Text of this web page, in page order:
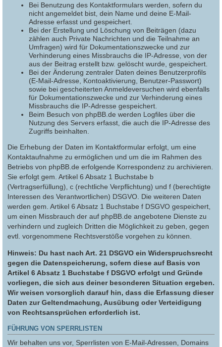
Bei Benutzung des Kontaktformulars werden, sofern du
nicht angemeldet bist, dein Name und deine E-Mail-
Adresse erfasst und gespeichert.
Bei der Erstellung und Löschung von Beiträgen (dazu
zählen auch Private Nachrichten und die Teilnahme an
Umfragen) wird für Dokumentationszwecke und zur
Verhinderung eines Missbrauchs die IP-Adresse, von der
aus der Beitrag erstellt bzw. gelöscht wurde, gespeichert.
Bei der Änderung zentraler Daten deines Benutzerprofils
(E-Mail-Adresse, Kontoaktivierung, Benutzer-Passwort)
sowie bei gescheiterten Anmeldeversuchen wird ebenfalls
für Dokumentationszwecke und zur Verhinderung eines
Missbrauchs die IP-Adresse gespeichert.
Beim Besuch von phpBB.de werden Logfiles über die
Nutzung des Servers erfasst, die auch die IP-Adresse des
Zugriffs beinhalten.
Die Erhebung der Daten im Kontaktformular erfolgt, um eine
Kontaktaufnahme zu ermöglichen und um die im Rahmen des
Betriebs von phpBB.de erfolgende Korrespondenz zu archivieren.
Sie erfolgt gem. Artikel 6 Absatz 1 Buchstabe b
(Vertragserfüllung), c (rechtliche Verpflichtung) und f (berechtigte
Interessen des Verantwortlichen) DSGVO. Die weiteren Daten
werden gem. Artikel 6 Absatz 1 Buchstabe f DSGVO gespeichert,
um einen Missbrauch der auf phpBB.de angebotene Dienste zu
verhindern und zugleich Dritten die Möglichkeit zu geben, gegen
evtl. vorgenommene Rechtsverstöße vorgehen zu können.
Hinweis: Du hast nach Art. 21 DSGVO ein Widerspruchsrecht
gegen die Datenspeicherung, sofern diese auf Basis von
Artikel 6 Absatz 1 Buchstabe f DSGVO erfolgt und Gründe
vorliegen, die sich aus deiner besonderen Situation ergeben.
Wir weisen vorsorglich darauf hin, dass die Erfassung dieser
Daten zur Geltendmachung, Ausübung oder Verteidigung
von Rechtsansprüchen erforderlich ist.
FÜHRUNG VON SPERRLISTEN
Wir behalten uns vor, Sperrlisten von E-Mail-Adressen, Domains